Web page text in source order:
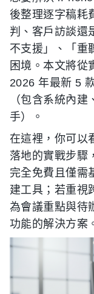
後整理逐字稿耗
判、客戶訪談還
不支援」、「重
困境。本文將從
2026 年最新 5
（包含系統內
手）。
在這裡，你可以
落地的實戰步驟
完全免費且僅需
建工具；若重視
為會議重點與待
功能的解決方案